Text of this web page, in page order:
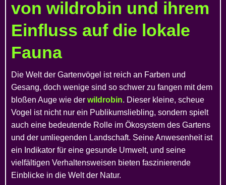
von wildrobin und ihrem
Einfluss auf die lokale
Fauna
Die Welt der Gartenvögel ist reich an Farben und
Gesang, doch wenige sind so schwer zu fangen mit dem
bloßen Auge wie der wildrobin. Dieser kleine, scheue
Vogel ist nicht nur ein Publikumsliebling, sondern spielt
auch eine bedeutende Rolle im Ökosystem des Gartens
und der umliegenden Landschaft. Seine Anwesenheit ist
ein Indikator für eine gesunde Umwelt, und seine
vielfältigen Verhaltensweisen bieten faszinierende
Einblicke in die Welt der Natur.